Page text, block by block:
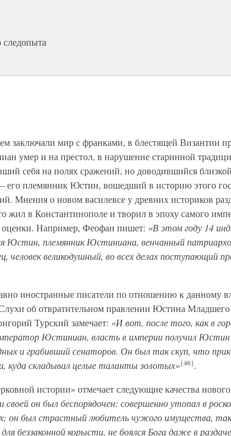
заключали мир с франками, в блестящей Византии
умер и на престол, в нарушение старинной
себя на полях сражений, но доводившийся
племянник Юстин, вошедший в историю этого
Мнения о новом василевсе у древних историков
жил в Константинополе и творил в эпоху самого
оценки. Например, Феофан пишет: «В этом году 14
Юстин, племянник Юстиниана, венчанный
великодушный, во всех делах поступающий
иностранные писатели по отношению к данному
об отвратительном правлении Юстина Младшего
Турский замечает: «И вот, после того, как в
Юстиниан, власть в империи получил
и грабивший сенаторов. Он был так скуп, что
куда складывал целые таланты золотых»{46}.
истории» отмечает следующие качества нового
он был беспорядочен: совершенно утопал в
он был страстный любитель чужого имущества,
беззаконной корысти, не боялся Бога даже в